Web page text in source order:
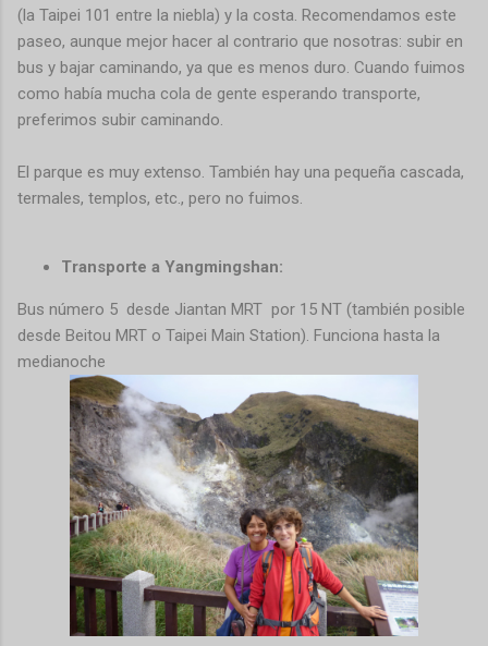
(la Taipei 101 entre la niebla) y la costa. Recomendamos este
paseo, aunque mejor hacer al contrario que nosotras: subir en
bus y bajar caminando, ya que es menos duro. Cuando fuimos
como había mucha cola de gente esperando transporte,
preferimos subir caminando.
El parque es muy extenso. También hay una pequeña cascada,
termales, templos, etc., pero no fuimos.
Transporte a Yangmingshan:
Bus número 5 desde Jiantan MRT por 15 NT (también posible
desde Beitou MRT o Taipei Main Station). Funciona hasta la
medianoche